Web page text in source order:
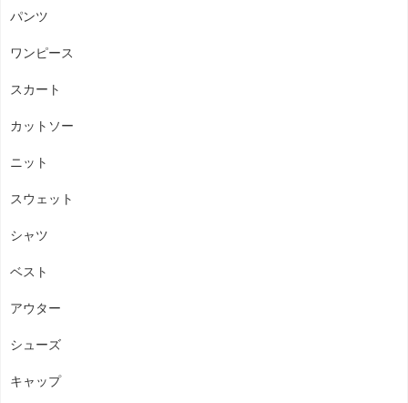
パンツ
ワンピース
スカート
カットソー
ニット
スウェット
シャツ
ベスト
アウター
シューズ
キャップ